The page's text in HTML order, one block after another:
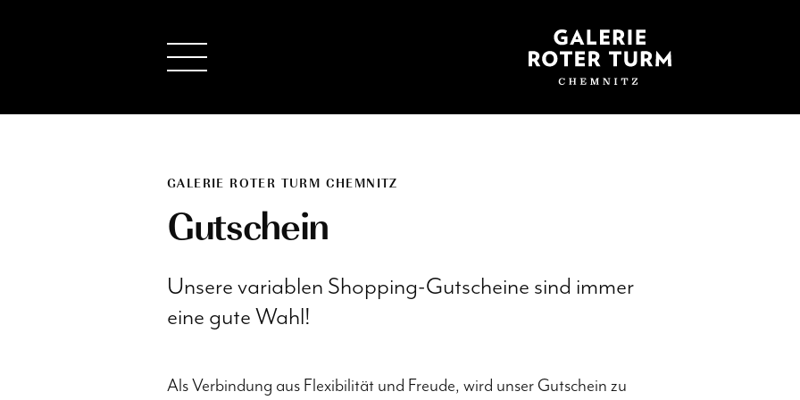
GALERIE ROTER TURM CHEMNITZ
Gutschein
Unsere variablen Shopping-Gutscheine sind immer
eine gute Wahl!
Als Verbindung aus Flexibilität und Freude, wird unser Gutschein zu